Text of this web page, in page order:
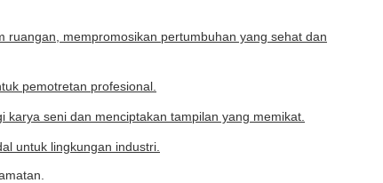
mempromosikan pertumbuhan yang sehat dan
pemotretan profesional.
seni dan menciptakan tampilan yang memikat.
untuk lingkungan industri.